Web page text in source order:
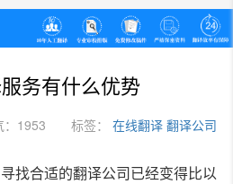
务有什么优势
：1953 标签： 在线翻译 翻译公司
找合适的翻译公司已经变得比以